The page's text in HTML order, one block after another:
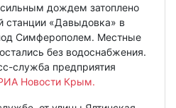
дождем затоплено
станции «Давыдовка» в
Симферополем. Местные
без водоснабжения.
служба предприятия
Новости Крым.